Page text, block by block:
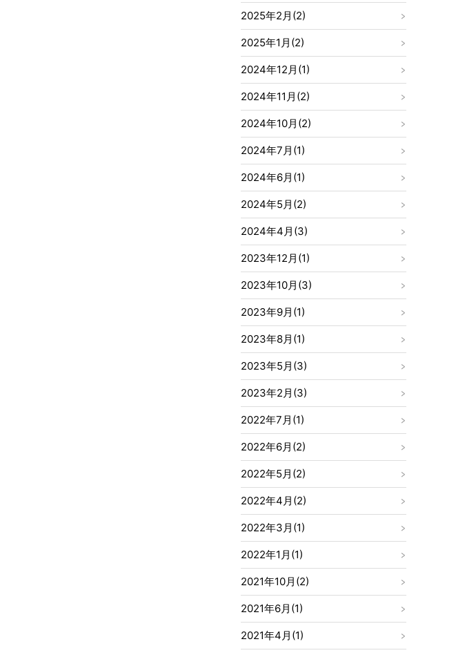
2025年2月(2)
2025年1月(2)
2024年12月(1)
2024年11月(2)
2024年10月(2)
2024年7月(1)
2024年6月(1)
2024年5月(2)
2024年4月(3)
2023年12月(1)
2023年10月(3)
2023年9月(1)
2023年8月(1)
2023年5月(3)
2023年2月(3)
2022年7月(1)
2022年6月(2)
2022年5月(2)
2022年4月(2)
2022年3月(1)
2022年1月(1)
2021年10月(2)
2021年6月(1)
2021年4月(1)